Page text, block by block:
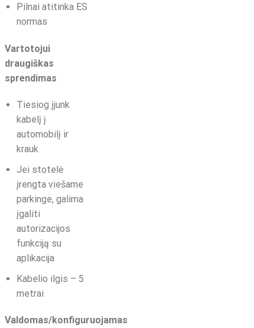
Pilnai atitinka ES
normas
Vartotojui
draugiškas
sprendimas
Tiesiog įjunk
kabelį į
automobilį ir
krauk
Jei stotelė
įrengta viešame
parkinge, galima
įgaliti
autorizacijos
funkciją su
aplikacija
Kabelio ilgis – 5
metrai
Valdomas/konfiguruojamas